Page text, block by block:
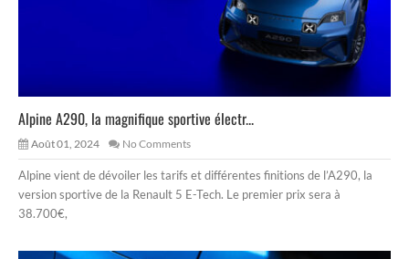
Alpine A290, la magnifique sportive électr...
Août 01, 2024 No Comments
Alpine vient de dévoiler les tarifs et différentes finitions de l’A290, la
version sportive de la Renault 5 E-Tech. Le premier prix sera à
38.700€,